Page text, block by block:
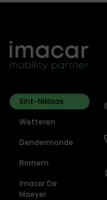
Sint-Niklaas
Wetteren
Dendermonde
Bornem
Imacar De
Maeyer